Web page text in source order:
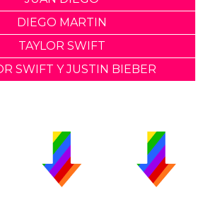
DIEGO MARTIN
TAYLOR SWIFT
SWIFT Y JUSTIN BIEBER